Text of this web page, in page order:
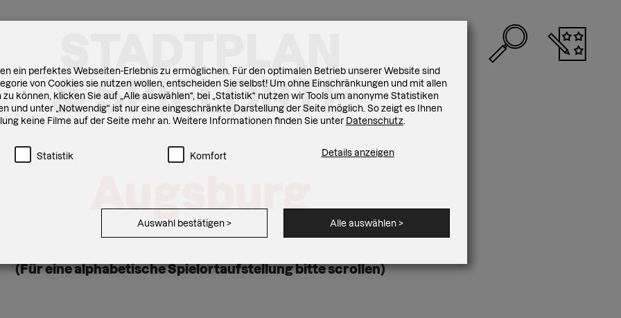
& SPIELORTE
(Für eine alpha­betische Spielort­aufstellung bitte scrollen)
ein perfektes Webseiten-Erlebnis zu ermöglichen. Für den optimalen Betrieb unserer Website sind
von Cookies sie nutzen wollen, entscheiden Sie selbst! Um ohne Einschränkungen und mit allen
können, klicken Sie auf „Alle auswählen“, bei „Statistik“ nutzen wir Tools um anonyme Statistiken
und unter „Notwendig“ ist nur eine eingeschränkte Darstellung der Seite möglich. So zeigt es Ihnen
keine Filme auf der Seite mehr an. Weitere Informationen finden Sie unter Datenschutz.
Statistik Komfort Details anzeigen
Auswahl bestätigen > Alle auswählen >